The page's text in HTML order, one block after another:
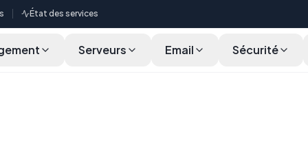
État des services
Serveurs Email Sécurité
en Masse Fonctionnalités Cycle de Vie Transférer